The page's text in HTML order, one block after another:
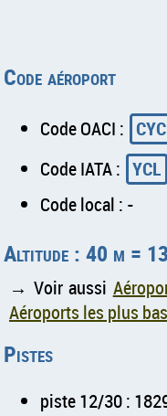
Code aéroport
Code OACI :
Code IATA : YCL
Code local : -
Altitude : 40 m =
→ Voir aussi
Aéroports les plus
Pistes
piste 12/30 :